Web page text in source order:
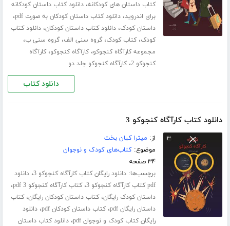
کتاب داستان های کودکانه،دانلود کتاب داستان کودکانه
برای اندروید،دانلود کتاب داستان کودکان به صورت pdf ،
داستان کودک،دانلود کتاب داستان کودکان،دانلود کتاب
کودک،کتاب کودک،گروه سنی الف،گروه سنی ب،
مجموعه کارآگاه کنجوکو،کارآگاه کنجوکو،کارآگاه
کنجوکو 2 ،کارآگاه کنجوکو جلد دو
دانلود کتاب
دانلود کتاب کارآگاه کنجوکو 3
از: میترا کیان بخت
موضوع:کتاب‌های کودک و نوجوان
۳۴ صفحه
برچسب‌ها:دانلود رایگان کتاب کارآگاه کنجوکو 3 ،دانلود
pdf کتاب کارآگاه کنجوکو 3
،کتاب کارآگاه کنجوکو 3 pdf ،
داستان کودک رایگان،کتاب داستان کودکان رایگان،کتاب
داستان رایگان pdf
،کتاب داستان کودکان pdf ،دانلود
رایگان کتاب کودک و نوجوان pdf
،دانلود کتاب داستان